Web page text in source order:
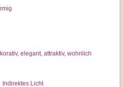
, elegant, attraktiv, wohnlich
Indirektes Licht